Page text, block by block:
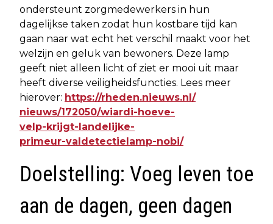
ondersteunt zorgmedewerkers in hun
dagelijkse taken zodat hun kostbare tijd kan
gaan naar wat echt het verschil maakt voor het
welzijn en geluk van bewoners. Deze lamp
geeft niet alleen licht of ziet er mooi uit maar
heeft diverse veiligheidsfuncties. Lees meer
hierover: https://rheden.nieuws.nl/
nieuws/172050/wiardi-hoeve-
velp-krijgt-landelijke-
primeur-valdetectielamp-nobi/
Doelstelling: Voeg leven toe
aan de dagen, geen dagen